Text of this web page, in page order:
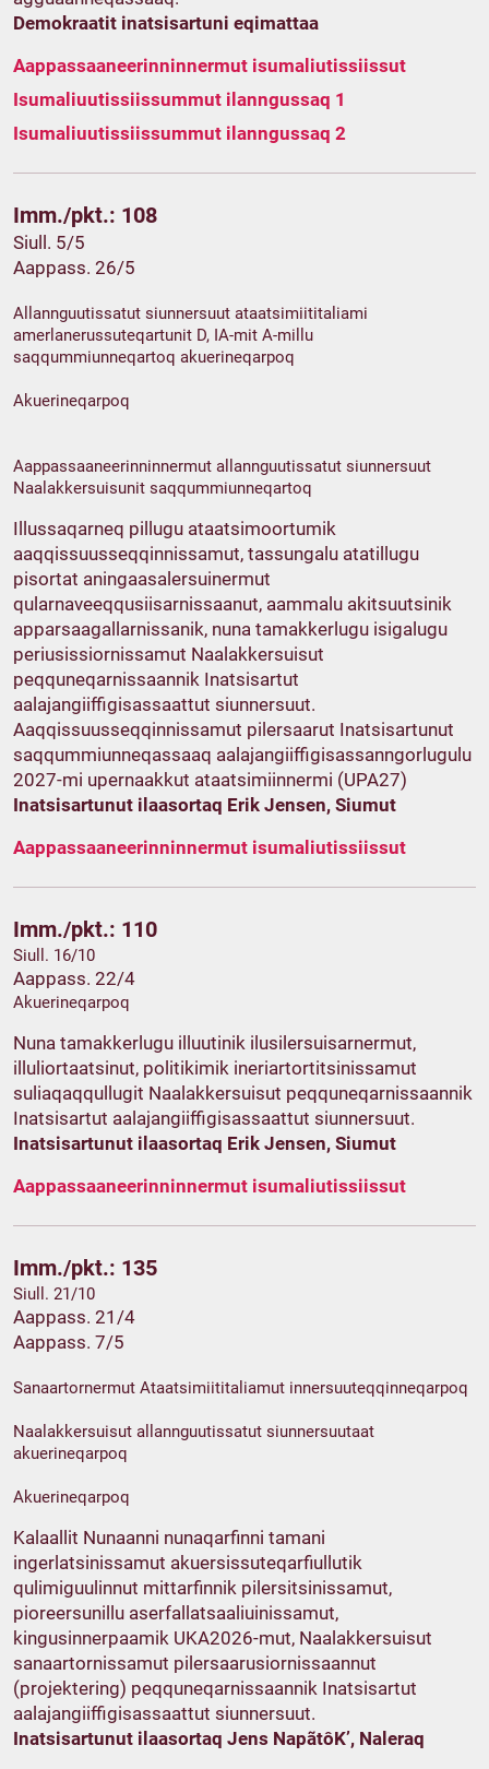
Demokraatit inatsisartuni eqimattaa
Aappassaaneerinninnermut isumaliutissiissut
Isumaliuutissiissummut ilanngussaq 1
Isumaliuutissiissummut ilanngussaq 2
Imm./pkt.: 108
Siull. 5/5
Aappass. 26/5
Allannguutissatut siunnersuut ataatsimiititaliami
amerlanerussuteqartunit D, IA-mit A-millu
saqqummiunneqartoq akuerineqarpoq
Akuerineqarpoq
Aappassaaneerinninnermut allannguutissatut siunnersuut
Naalakkersuisunit saqqummiunneqartoq
Illussaqarneq pillugu ataatsimoortumik
aaqqissuusseqqinnissamut, tassungalu atatillugu
pisortat aningaasalersuinermut
qularnaveeqqusiisarnissaanut, aammalu akitsuutsinik
apparsaagallarnissanik, nuna tamakkerlugu isigalugu
periusissiornissamut Naalakkersuisut
peqquneqarnissaannik Inatsisartut
aalajangiiffigisassaattut siunnersuut.
Aaqqissuusseqqinnissamut pilersaarut Inatsisartunut
saqqummiunneqassaaq aalajangiiffigisassanngorlugulu
2027-mi upernaakkut ataatsimiinnermi (UPA27)
Inatsisartunut ilaasortaq Erik Jensen, Siumut
Aappassaaneerinninnermut isumaliutissiissut
Imm./pkt.: 110
Siull. 16/10
Aappass. 22/4
Akuerineqarpoq
Nuna tamakkerlugu illuutinik ilusilersuisarnermut,
illuliortaatsinut, politikimik ineriartortitsinissamut
suliaqaqqullugit Naalakkersuisut peqquneqarnissaannik
Inatsisartut aalajangiiffigisassaattut siunnersuut.
Inatsisartunut ilaasortaq Erik Jensen, Siumut
Aappassaaneerinninnermut isumaliutissiissut
Imm./pkt.: 135
Siull. 21/10
Aappass. 21/4
Aappass. 7/5
Sanaartornermut Ataatsimiititaliamut innersuuteqqinneqarpoq
Naalakkersuisut allannguutissatut siunnersuutaat
akuerineqarpoq
Akuerineqarpoq
Kalaallit Nunaanni nunaqarfinni tamani
ingerlatsinissamut akuersissuteqarfiullutik
qulimiguulinnut mittarfinnik pilersitsinissamut,
pioreersunillu aserfallatsaaliuinissamut,
kingusinnerpaamik UKA2026-mut, Naalakkersuisut
sanaartornissamut pilersaarusiornissaannut
(projektering) peqquneqarnissaannik Inatsisartut
aalajangiiffigisassaattut siunnersuut.
Inatsisartunut ilaasortaq Jens NapãtôK’, Naleraq